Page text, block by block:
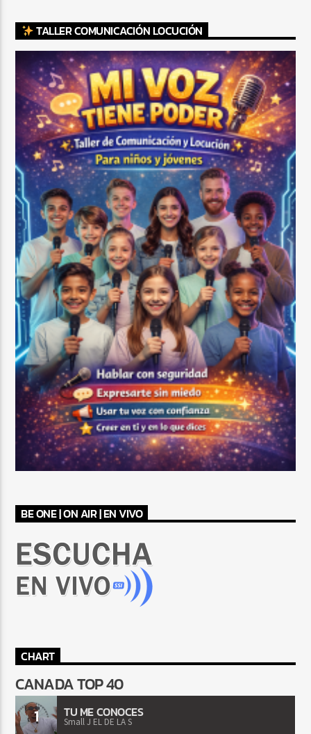
TALLER COMUNICACIÓN LOCUCIÓN
BE ONE | ON AIR | EN VIVO
CHART
CANADA TOP 40
1 TU ME CONOCES
Small J EL DE LA S